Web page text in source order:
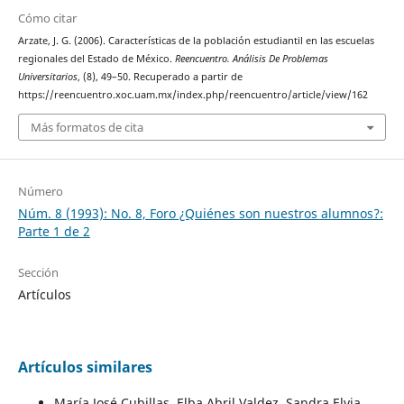
Cómo citar
Arzate, J. G. (2006). Características de la población estudiantil en las escuelas
regionales del Estado de México. Reencuentro. Análisis De Problemas
Universitarios, (8), 49–50. Recuperado a partir de
https://reencuentro.xoc.uam.mx/index.php/reencuentro/article/view/162
Más formatos de cita
Número
Núm. 8 (1993): No. 8, Foro ¿Quiénes son nuestros alumnos?:
Parte 1 de 2
Sección
Artículos
Artículos similares